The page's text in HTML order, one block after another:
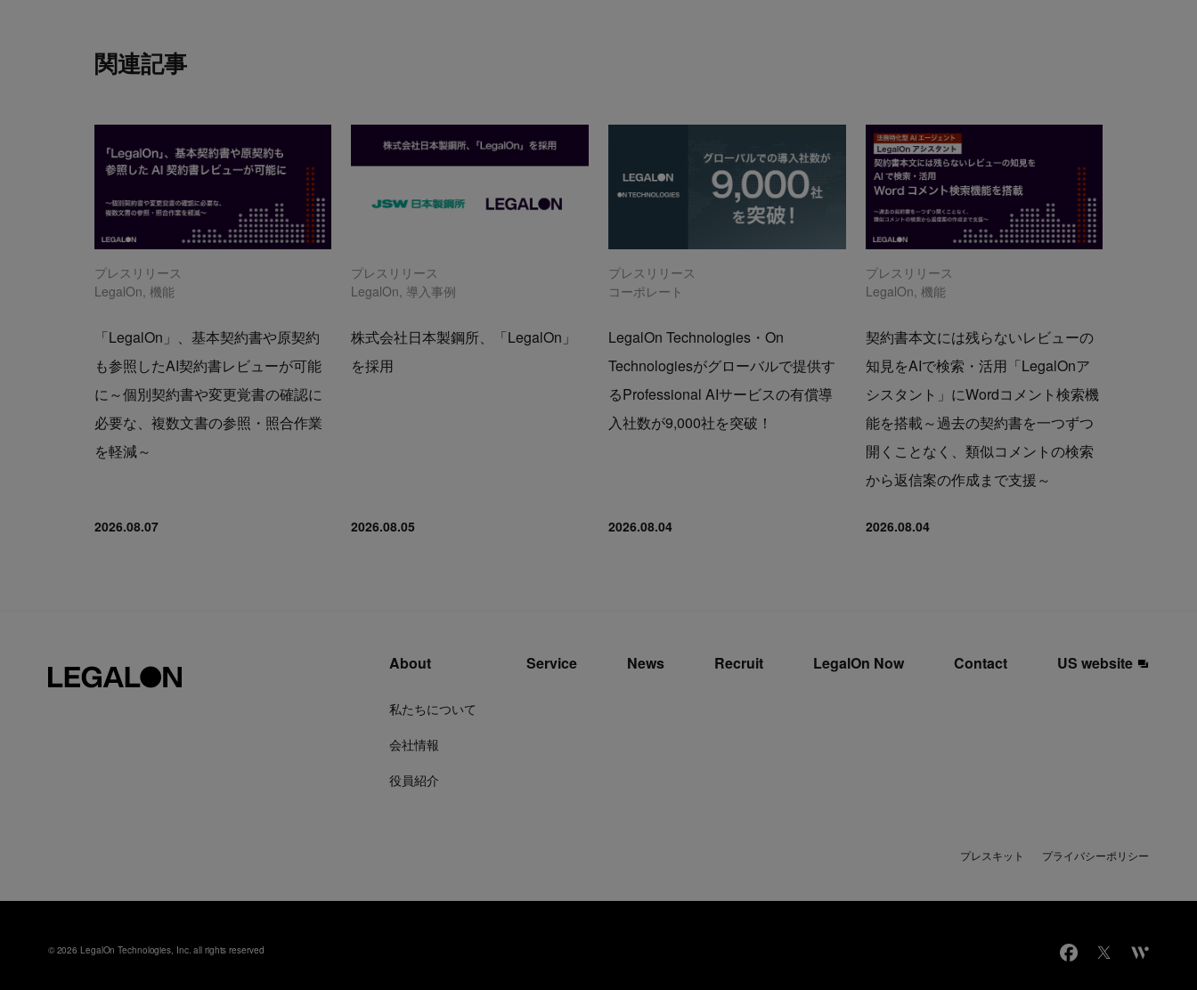
関連記事
プレスリリース
LegalOn 機能
「LegalOn」、基本契約書や原契約
も参照したAI契約書レビューが可能
に～個別契約書や変更覚書の確認に
必要な、複数文書の参照・照合作業
を軽減～
2026.08.07
プレスリリース
LegalOn 導入事例
株式会社日本製鋼所、「LegalOn」
を採用
2026.08.05
プレスリリース
コーポレート
LegalOn Technologies・On
Technologiesがグローバルで提供す
るProfessional AIサービスの有償導
入社数が9,000社を突破！
2026.08.04
プレスリリース
LegalOn ,機能
契約書本文には残らないレビューの
知見をAIで検索・活用「LegalOnア
シスタント」にWordコメント検索機
能を搭載～過去の契約書を一つずつ
開くことなく、類似コメントの検索
から返信案の作成まで支援～
2026.08.04
About
私たちについて
会社情報
役員紹介
Service News Recruit LegalOn Now Contact US website
プレスキット プライバシーポリシー
© 2026 LegalOn Technologies, Inc. all rights reserved